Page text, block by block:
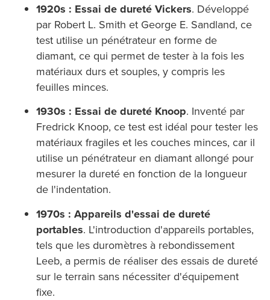
1920s : Essai de dureté Vickers. Développé
par Robert L. Smith et George E. Sandland, ce
test utilise un pénétrateur en forme de
diamant, ce qui permet de tester à la fois les
matériaux durs et souples, y compris les
feuilles minces.
1930s : Essai de dureté Knoop. Inventé par
Fredrick Knoop, ce test est idéal pour tester les
matériaux fragiles et les couches minces, car il
utilise un pénétrateur en diamant allongé pour
mesurer la dureté en fonction de la longueur
de l'indentation.
1970s : Appareils d'essai de dureté
portables. L'introduction d'appareils portables,
tels que les duromètres à rebondissement
Leeb, a permis de réaliser des essais de dureté
sur le terrain sans nécessiter d'équipement
fixe.